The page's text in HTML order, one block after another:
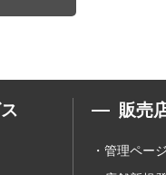
販売
管理ペー